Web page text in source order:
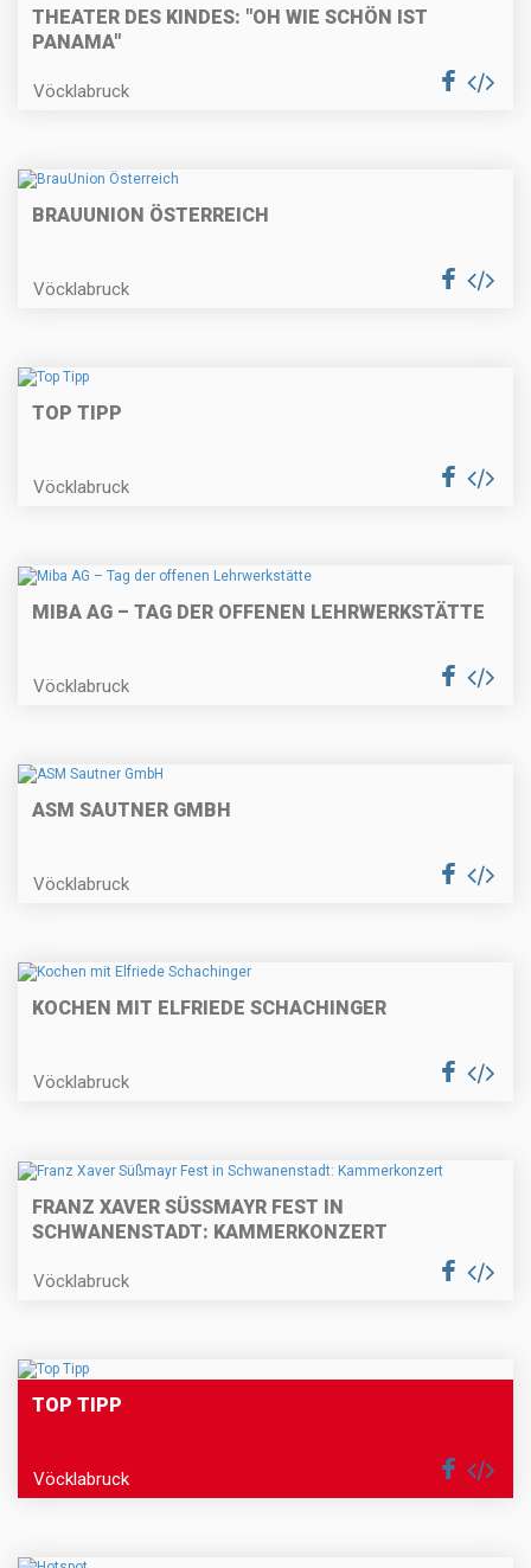
THEATER DES KINDES: "OH WIE SCHÖN IST
PANAMA"
Vöcklabruck
BRAUUNION ÖSTERREICH
Vöcklabruck
TOP TIPP
Vöcklabruck
MIBA AG – TAG DER OFFENEN LEHRWERKSTÄTTE
Vöcklabruck
ASM SAUTNER GMBH
Vöcklabruck
KOCHEN MIT ELFRIEDE SCHACHINGER
Vöcklabruck
FRANZ XAVER SÜSSMAYR FEST IN S
CHWANENSTADT: KAMMERKONZERT
Vöcklabruck
TOP TIPP
Vöcklabruck